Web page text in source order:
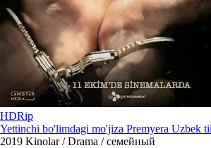
HDRip
Yettinchi bo'limdagi mo'jiza Premyera Uzbek
2019 Kinolar / Drama / семейный